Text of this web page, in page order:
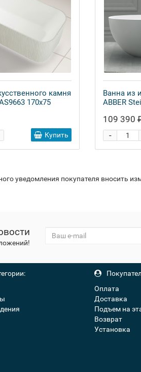
камня
170x75
Купить
Ванна из
ABBER
109 390
-
уведомления покупателя вносить
Оплата
Доставка
Подъем на
Возврат
Установка